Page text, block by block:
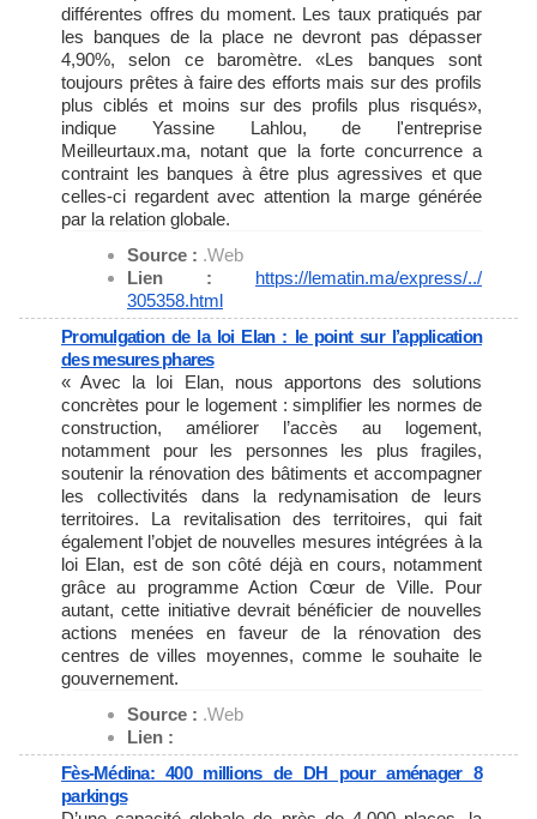
différentes offres du moment. Les taux pratiqués par
les banques de la place ne devront pas dépasser
4,90%, selon ce baromètre. «Les banques sont
toujours prêtes à faire des efforts mais sur des profils
plus ciblés et moins sur des profils plus risqués»,
indique Yassine Lahlou, de l'entreprise
Meilleurtaux.ma, notant que la forte concurrence a
contraint les banques à être plus agressives et que
celles-ci regardent avec attention la marge générée
par la relation globale.
Source : .Web
Lien : https://lematin.ma/express/../
305358.html
Promulgation de la loi Elan : le point sur l’application
des mesures phares
« Avec la loi Elan, nous apportons des solutions
concrètes pour le logement : simplifier les normes de
construction, améliorer l’accès au logement,
notamment pour les personnes les plus fragiles,
soutenir la rénovation des bâtiments et accompagner
les collectivités dans la redynamisation de leurs
territoires. La revitalisation des territoires, qui fait
également l’objet de nouvelles mesures intégrées à la
loi Elan, est de son côté déjà en cours, notamment
grâce au programme Action Cœur de Ville. Pour
autant, cette initiative devrait bénéficier de nouvelles
actions menées en faveur de la rénovation des
centres de villes moyennes, comme le souhaite le
gouvernement.
Source : .Web
Lien :
Fès-Médina: 400 millions de DH pour aménager 8
parkings